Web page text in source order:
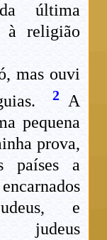
última
à religião
mas ouvi
2 A
pequena
prova,
países a
e
judeus